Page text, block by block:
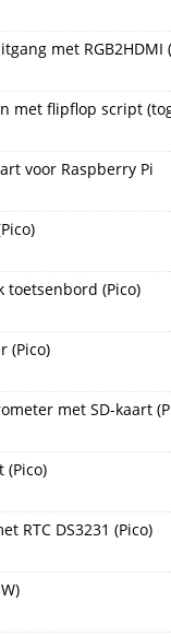
met RGB2HDMI
met flipflop script
voor Raspberry Pi
toetsenbord (Pico)
(Pico)
met SD-kaart
(Pico)
RTC DS3231 (Pico)